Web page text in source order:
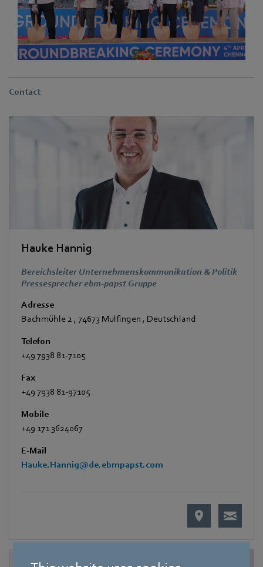
Contact
Hauke Hannig
Bereichsleiter Unternehmenskommunikation & Politik
Pressesprecher ebm-papst Gruppe
Adresse
Bachmühle 2 , 74673 Mulfingen , Deutschland
Telefon
+49 7938 81-7105
Fax
+49 7938 81-97105
Mobile
+49 171 3624067
E-Mail
Hauke.Hannig@de.ebmpapst.com